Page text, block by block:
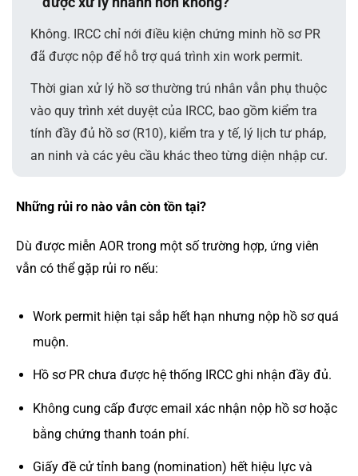
Không. IRCC chỉ nới điều kiện chứng minh hồ sơ PR
đã được nộp để hỗ trợ quá trình xin work permit.
Thời gian xử lý hồ sơ thường trú nhân vẫn phụ thuộc
vào quy trình xét duyệt của IRCC, bao gồm kiểm tra
tính đầy đủ hồ sơ (R10), kiểm tra y tế, lý lịch tư pháp,
an ninh và các yêu cầu khác theo từng diện nhập cư.
Những rủi ro nào vẫn còn tồn tại?
Dù được miễn AOR trong một số trường hợp, ứng viên
vẫn có thể gặp rủi ro nếu:
Work permit hiện tại sắp hết hạn nhưng nộp hồ sơ quá
muộn.
Hồ sơ PR chưa được hệ thống IRCC ghi nhận đầy đủ.
Không cung cấp được email xác nhận nộp hồ sơ hoặc
bằng chứng thanh toán phí.
Giấy đề cử tỉnh bang (nomination) hết hiệu lực và